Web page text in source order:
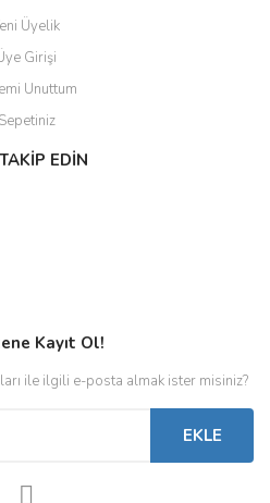
Üyelik
Girişi
Unuttum
Sepetiniz
EDİN
Kayıt Ol!
ile ilgili e-posta almak ister misiniz?
EKLE